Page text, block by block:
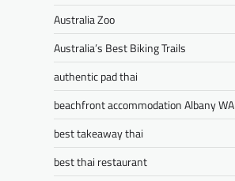
Australia Zoo
Australia’s Best Biking Trails
authentic pad thai
beachfront accommodation Albany WA
best takeaway thai
best thai restaurant